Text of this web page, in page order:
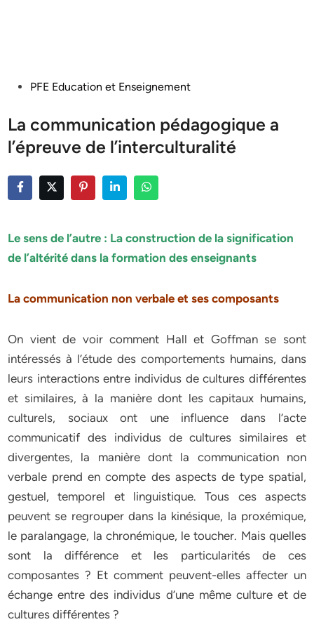
PostedPFE Education et Enseignement
La communication pédagogique a
l’épreuve de l’interculturalité
Le sens de l’autre : La construction de la signification
de l’altérité dans la formation des enseignants
La communication non verbale et ses composants
On vient de voir comment Hall et Goffman se sont
intéressés à l’étude des comportements humains, dans
leurs interactions entre individus de cultures différentes
et similaires, à la manière dont les capitaux humains,
culturels, sociaux ont une influence dans l’acte
communicatif des individus de cultures similaires et
divergentes, la manière dont la communication non
verbale prend en compte des aspects de type spatial,
gestuel, temporel et linguistique. Tous ces aspects
peuvent se regrouper dans la kinésique, la proxémique,
le paralangage, la chronémique, le toucher. Mais quelles
sont la différence et les particularités de ces
composantes ? Et comment peuvent-elles affecter un
échange entre des individus d’une même culture et de
cultures différentes ?